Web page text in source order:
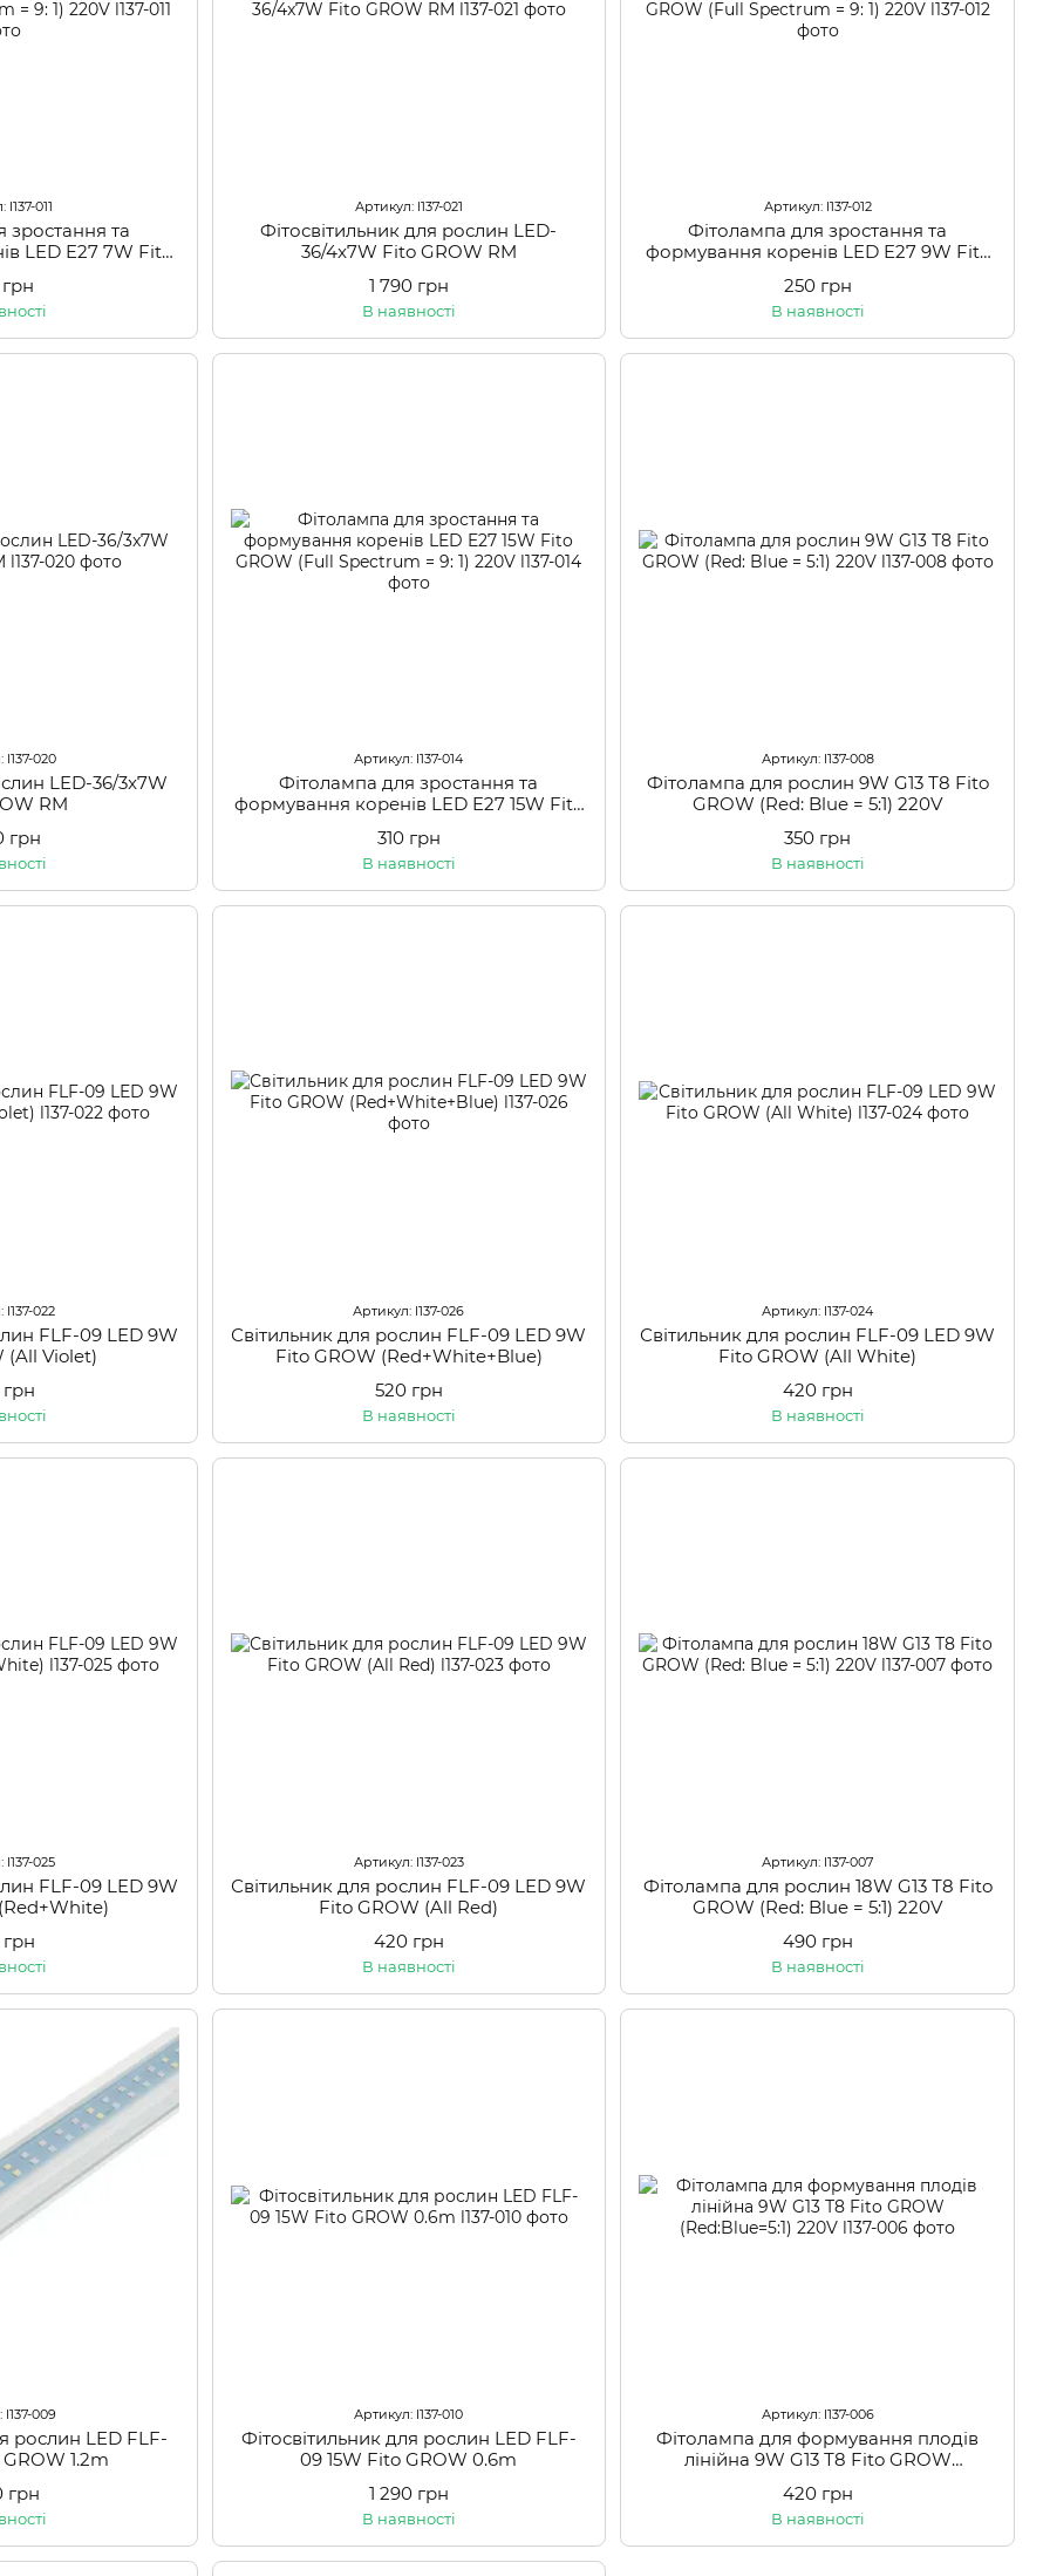
011
зростання та
LED E27 7W Fito
Артикул: l137-021
Фітосвітильник для рослин LED-
36/4x7W Fito GROW RM
1 790 грн
В наявності
Артикул: l137-012
Фітолампа для зростання та
формування коренів LED E27 9W Fito
250 грн
В наявності
l137-020
LED-36/3x7W
RM
грн
Артикул: l137-014
Фітолампа для зростання та
формування коренів LED E27 15W Fito
310 грн
В наявності
Артикул: l137-008
Фітолампа для рослин 9W G13 Т8 Fito
GROW (Red: Blue = 5:1) 220V
350 грн
В наявності
l137-022
FLF-09 LED 9W
(All Violet)
Артикул: l137-026
Світильник для рослин FLF-09 LED 9W
Fito GROW (Red+White+Blue)
520 грн
В наявності
Артикул: l137-024
Світильник для рослин FLF-09 LED 9W
Fito GROW (All White)
420 грн
В наявності
l137-025
FLF-09 LED 9W
Артикул: l137-023
Світильник для рослин FLF-09 LED 9W
Fito GROW (All Red)
420 грн
В наявності
Артикул: l137-007
Фітолампа для рослин 18W G13 Т8 Fito
GROW (Red: Blue = 5:1) 220V
490 грн
В наявності
009
рослин LED FLF-
1.2m
грн
Артикул: l137-010
Фітосвітильник для рослин LED FLF-
09 15W Fito GROW 0.6m
1 290 грн
В наявності
Артикул: l137-006
Фітолампа для формування плодів
лінійна 9W G13 Т8 Fito GROW
420 грн
В наявності